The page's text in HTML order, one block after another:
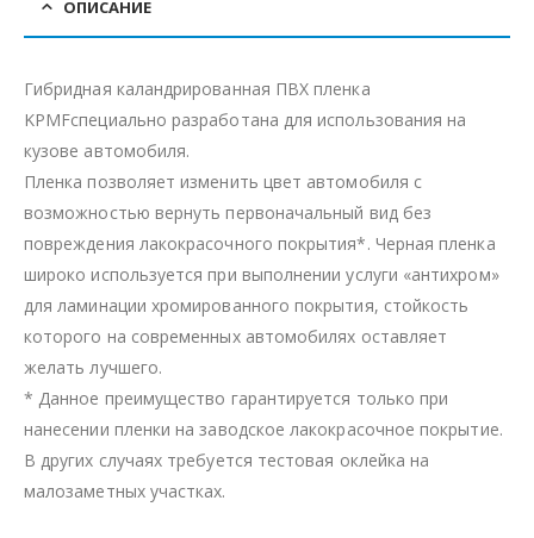
ОПИСАНИЕ
Гибридная каландрированная ПВХ пленка
KPMFспециально разработана для использования на
кузове автомобиля.
Пленка позволяет изменить цвет автомобиля с
возможностью вернуть первоначальный вид без
повреждения лакокрасочного покрытия*. Черная пленка
широко используется при выполнении услуги «антихром»
для ламинации хромированного покрытия, стойкость
которого на современных автомобилях оставляет
желать лучшего.
* Данное преимущество гарантируется только при
нанесении пленки на заводское лакокрасочное покрытие.
В других случаях требуется тестовая оклейка на
малозаметных участках.